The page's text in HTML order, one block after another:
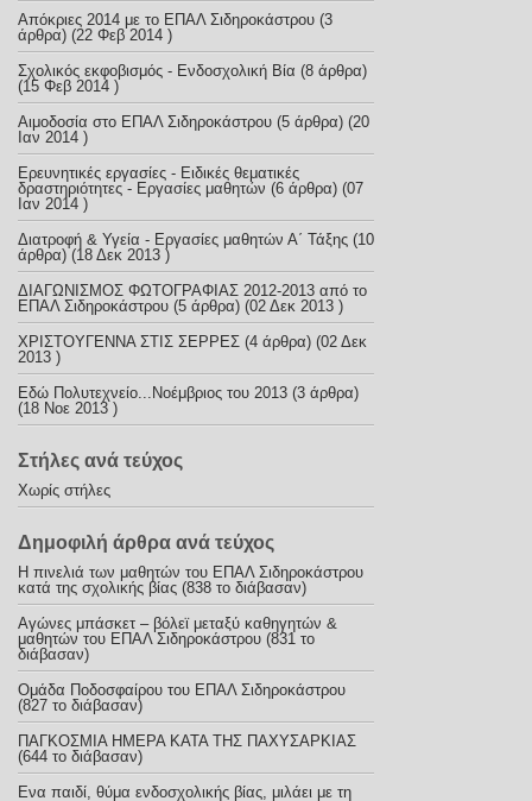
Απόκριες 2014 με το ΕΠΑΛ Σιδηροκάστρου (3
άρθρα) (22 Φεβ 2014 )
Σχολικός εκφοβισμός - Ενδοσχολική Βία (8 άρθρα)
(15 Φεβ 2014 )
Αιμοδοσία στο ΕΠΑΛ Σιδηροκάστρου (5 άρθρα) (20
Ιαν 2014 )
Ερευνητικές εργασίες - Ειδικές θεματικές
δραστηριότητες - Εργασίες μαθητών (6 άρθρα) (07
Ιαν 2014 )
Διατροφή & Υγεία - Εργασίες μαθητών Α΄ Τάξης (10
άρθρα) (18 Δεκ 2013 )
ΔΙΑΓΩΝΙΣΜΟΣ ΦΩΤΟΓΡΑΦΙΑΣ 2012-2013 από το
ΕΠΑΛ Σιδηροκάστρου (5 άρθρα) (02 Δεκ 2013 )
ΧΡΙΣΤΟΥΓΕΝΝΑ ΣΤΙΣ ΣΕΡΡΕΣ (4 άρθρα) (02 Δεκ
2013 )
Εδώ Πολυτεχνείο...Νοέμβριος του 2013 (3 άρθρα)
(18 Νοε 2013 )
Στήλες ανά τεύχος
Χωρίς στήλες
Δημοφιλή άρθρα ανά τεύχος
Η πινελιά των μαθητών του ΕΠΑΛ Σιδηροκάστρου
κατά της σχολικής βίας (838 το διάβασαν)
Αγώνες μπάσκετ – βόλεϊ μεταξύ καθηγητών &
μαθητών του ΕΠΑΛ Σιδηροκάστρου (831 το
διάβασαν)
Ομάδα Ποδοσφαίρου του ΕΠΑΛ Σιδηροκάστρου
(827 το διάβασαν)
ΠΑΓΚΟΣΜΙΑ ΗΜΕΡΑ ΚΑΤΑ ΤΗΣ ΠΑΧΥΣΑΡΚΙΑΣ
(644 το διάβασαν)
Ενα παιδί, θύμα ενδοσχολικής βίας, μιλάει με τη